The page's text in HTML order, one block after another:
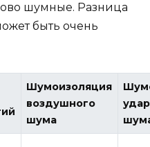
шумные. Разница
быть очень
Шумоизоляция
воздушного
шума